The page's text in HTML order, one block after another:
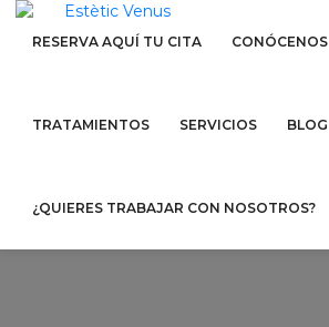
RESERVA AQUÍ TU CITA CONÓCENOS
TRATAMIENTOS SERVICIOS BLOG
¿QUIERES TRABAJAR CON NOSOTROS?